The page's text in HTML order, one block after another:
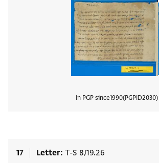
In PGP since1990 PGPID2030
17 Letter T-S 8J19.26